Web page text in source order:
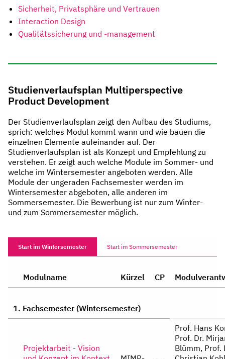
Sicherheit, Privatsphäre und Vertrauen
Interaction Design
Qualitätssicherung und -management
Studienverlaufsplan Multiperspective
Product Development
Der Studienverlaufsplan zeigt den Aufbau des Studiums,
sprich: welches Modul kommt wann und wie bauen die
einzelnen Elemente aufeinander auf. Der
Studienverlaufsplan ist als Konzept und Empfehlung zu
verstehen. Er zeigt auch welche Module im Sommer- und
welche im Wintersemester angeboten werden. Alle
Module der ungeraden Fachsemester werden im
Wintersemester abgeboten, alle anderen im
Sommersemester. Die Bewerbung ist nur zum Winter-
und zum Sommersemester möglich.
Start im Wintersemester Start im Sommersemester
Modulname Kürzel CP
1. Fachsemester (Wintersemester)
Projektarbeit - Vision
Prof. Hans Kornacher, Prof. Dr. Mirjam